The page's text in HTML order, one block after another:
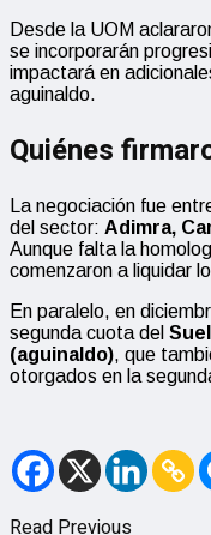
Desde la UOM
se incorporarán
impactará en
aguinaldo.
Quiénes
La negociación fue
del sector: Adimra,
Aunque falta la
comenzaron a liquidar
En paralelo, en
segunda cuota del
(aguinaldo), que
otorgados en la
Read Previous